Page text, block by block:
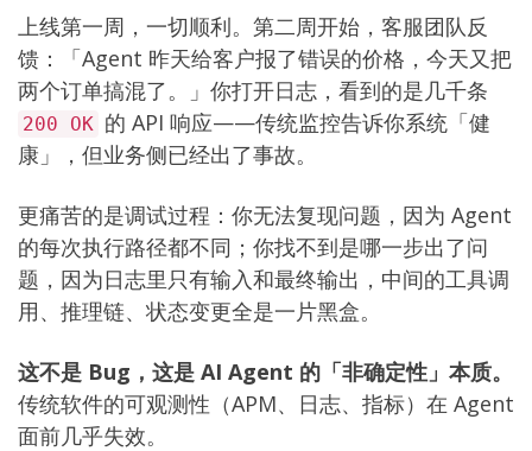
上线第一周，一切顺利。第二周开始，客服团队反
馈：「Agent 昨天给客户报了错误的价格，今天又把
两个订单搞混了。」你打开日志，看到的是几千条
200 OK 的 API 响应——传统监控告诉你系统「健
康」，但业务侧已经出了事故。
更痛苦的是调试过程：你无法复现问题，因为 Agent
的每次执行路径都不同；你找不到是哪一步出了问
题，因为日志里只有输入和最终输出，中间的工具调
用、推理链、状态变更全是一片黑盒。
这不是 Bug，这是 AI Agent 的「非确定性」本质。
传统软件的可观测性（APM、日志、指标）在 Agent
面前几乎失效。